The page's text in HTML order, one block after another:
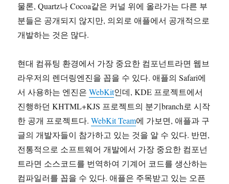
물론, Quartz나 Cocoa같은 커널 위에 올라가는 다른 부
분들은 공개되지 않지만, 의외로 애플에서 공개적으로
개발하는 것은 많다.
현대 컴퓨팅 환경에서 가장 중요한 컴포넌트라면 웹브
라우저의 렌더링엔진을 꼽을 수 있다. 애플의 Safari에
서 사용하는 엔진은WebKit인데, KDE 프로젝트에서
진행하던 KHTML+KJS 프로젝트의 분기branch로 시작
한 공개 프로젝트다.WebKit Team에 가보면, 애플과 구
글의 개발자들이 참가하고 있는 것을 알 수 있다. 반면,
전통적으로 소프트웨어 개발에서 가장 중요한 컴포넌
트라면 소스코드를 번역하여 기계어 코드를 생산하는
컴파일러를 꼽을 수 있다. 애플은 주목받고 있는 오픈